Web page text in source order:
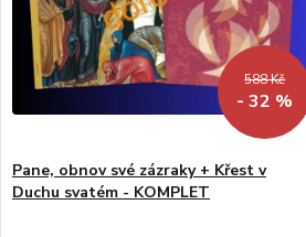
588 Kč
- 32 %
Pane, obnov své zázraky + Křest v
Duchu svatém - KOMPLET